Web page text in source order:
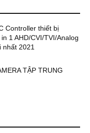
Controller thiết bị
1 AHD/CVI/TVI/Analog
nhất 2021
TẬP TRUNG